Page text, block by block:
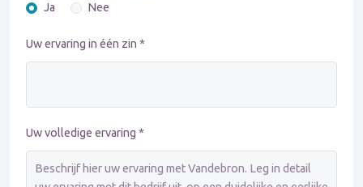
Ja
Nee
Uw ervaring in één zin *
Uw volledige ervaring *